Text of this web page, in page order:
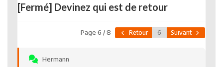
[Fermé] Devinez qui est de retour
Page 6 / 8 Retour Suivant
Hermann